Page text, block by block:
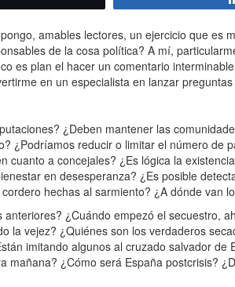
amables lectores, un ejercicio que es
de la cosa política? A mí,
es plan el hacer un comentario
en un especialista en lanzar
¿Deben mantener las
¿Podríamos reducir o limitar el número de
cuanto a concejales? ¿Es lógica la
en desesperanza? ¿Es posible
hechas al sarmiento? ¿A dónde van
anteriores? ¿Cuándo empezó el secuestro,
la vejez? ¿Quiénes son los verdaderos
imitando algunos al cruzado salvador
mañana? ¿Cómo será España postcrisis?